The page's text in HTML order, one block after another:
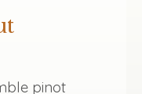
pinot